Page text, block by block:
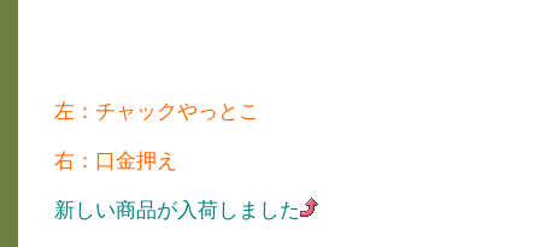
左：チャックやっとこ
右：口金押え
新しい商品が入荷しました